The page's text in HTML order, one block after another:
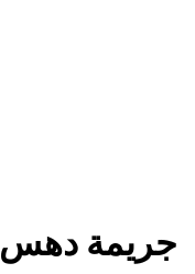
جريمة دهس